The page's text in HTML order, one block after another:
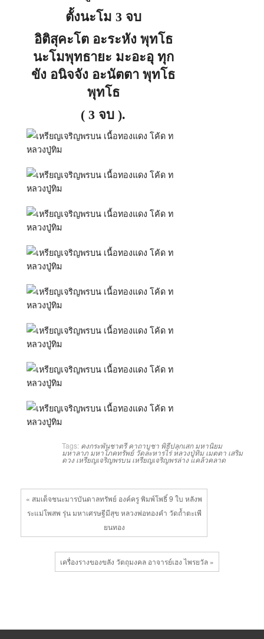
ตั้งนะโม 3 จบ
อิติสุคะโต อะระหัง พุทโธ
นะโมพุทธายะ มะอะอุ ทุก
ขัง อนิจจัง อะนัตตา พุทโธ
พุทโธ
( 3 จบ ).
Tags: คงกระพันชาตรี คาถาบูชา พิธีปลุกเสก มหานิยม
มหาลาภ มหาโภคทรัพย์ วัดละหารไร่ หลวงปู่ทิม เมตตา เสริม
ดวง เหรียญเจริญพรบน เหรียญเจริญพรล่าง แคล้วคลาด
« สมเด็จชนะมารบันดาลทรัพย์ องค์ครู พิมพ์โพธิ์ 9 ใบ หลังพ
ระแม่โพสพ รุ่น มหาเศรษฐีมีสุข หลวงพ่อทองคำ วัดถ้ำตะเพี
ยนทอง
เครื่องรางของขลัง วัตถุมงคล อาจารย์เฮง ไพรยวัล »